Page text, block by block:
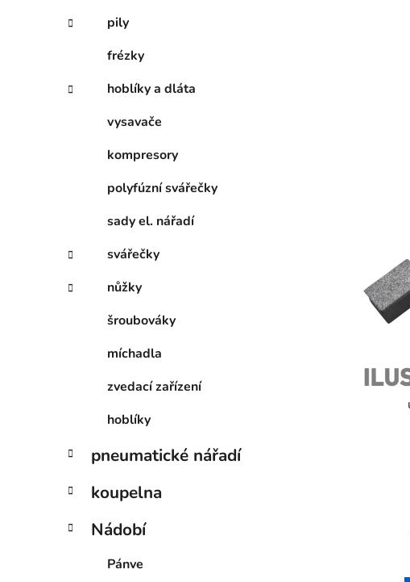
pily
frézky
hoblíky a dláta
vysavače
kompresory
polyfúzní svářečky
sady el. nářadí
svářečky
nůžky
šroubováky
míchadla
zvedací zařízení
hoblíky
pneumatické nářadí
koupelna
Nádobí
Pánve